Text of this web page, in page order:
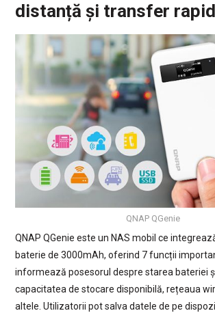
distanță și transfer
QNAP QGenie
QNAP QGenie este un NAS mobil ce
baterie de 3000mAh, oferind 7 funcții
informează posesorul despre starea bateriei
capacitatea de stocare disponibilă, rețeaua
altele. Utilizatorii pot salva datele de pe